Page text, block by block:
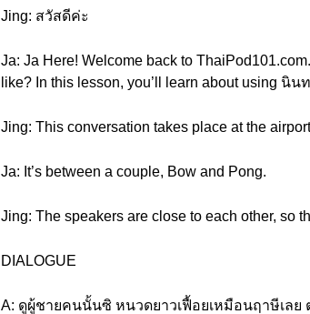
Jing: สวัสดีค่ะ
Ja: Ja Here! Welcome back to
like? In this lesson, you’ll learn about using นิ
Jing: This conversation takes place at the
Ja: It’s between a couple, Bow and Pong.
Jing: The speakers are close to each other, so
DIALOGUE
A: ดูผู้ชายคนนั้นซิ หนวดยาวเฟื้อยเหมือนฤาษีเล